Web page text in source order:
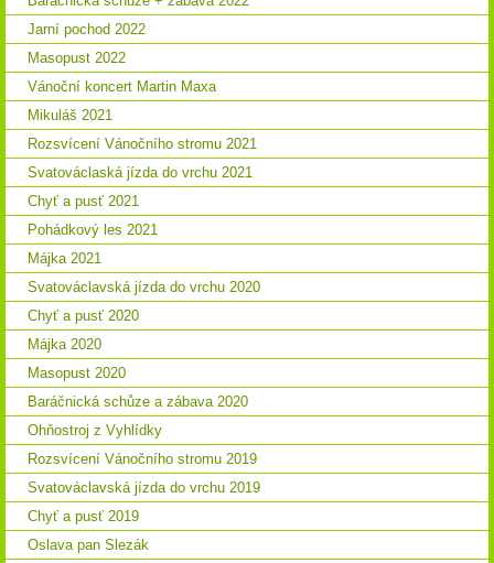
Jarní pochod 2022
Masopust 2022
Vánoční koncert Martin Maxa
Mikuláš 2021
Rozsvícení Vánočního stromu 2021
Svatováclaská jízda do vrchu 2021
Chyť a pusť 2021
Pohádkový les 2021
Májka 2021
Svatováclavská jízda do vrchu 2020
Chyť a pusť 2020
Májka 2020
Masopust 2020
Baráčnická schůze a zábava 2020
Ohňostroj z Vyhlídky
Rozsvícení Vánočního stromu 2019
Svatováclavská jízda do vrchu 2019
Chyť a pusť 2019
Oslava pan Slezák